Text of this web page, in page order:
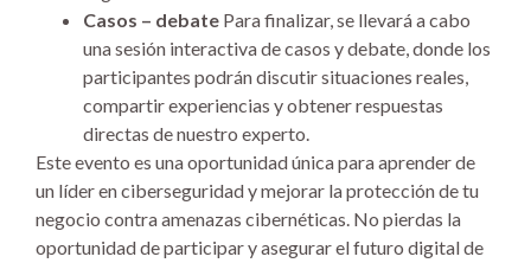
Casos – debate Para finalizar, se llevará a cabo
una sesión interactiva de casos y debate, donde los
participantes podrán discutir situaciones reales,
compartir experiencias y obtener respuestas
directas de nuestro experto.
Este evento es una oportunidad única para aprender de
un líder en ciberseguridad y mejorar la protección de tu
negocio contra amenazas cibernéticas. No pierdas la
oportunidad de participar y asegurar el futuro digital de